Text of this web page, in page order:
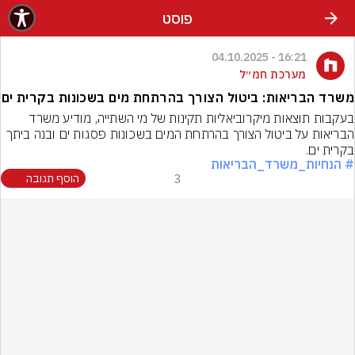
פוסט
16:21 - 04.10.2025
מערכת חמ״ל
משרד הבריאות: ביטול הצורך בהרתחת מים בשכונות בקרית ים
בעקבות תוצאות מיקרוביאליות תקינות של מי השתייה, מודיע משרד
בקרית ים.
# הנחיות_משרד_הבריאות
3 הוסף תגובה